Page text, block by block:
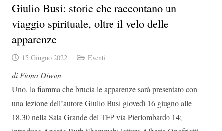
Giulio Busi: storie che raccontano un
viaggio spirituale, oltre il velo delle
apparenze
15 Giugno 2022 Eventi
di Fiona Diwan
Uno, la fiamma che brucia le apparenze sarà presentato con
una lezione dell’autore Giulio Busi giovedì 16 giugno alle
18.30 nella Sala Grande del TFP via Pierlombardo 14;